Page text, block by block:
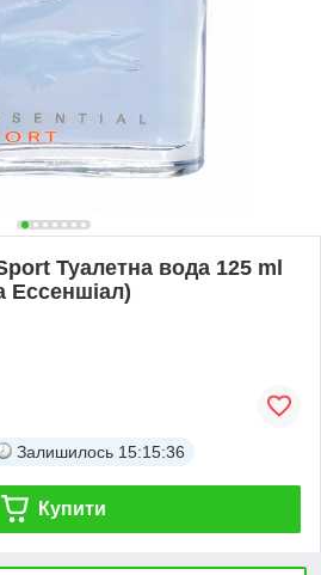
Туалетна вода 125 ml
Ессеншіал)
Залишилось 15:15:36
Купити